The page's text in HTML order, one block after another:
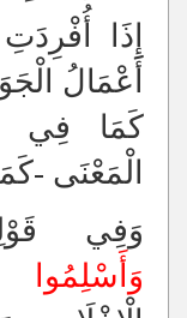
إِذَا
أَعْمَالُ
كَمَا فِي
الْمَعْنَى -
وَفِي
وَأَسْلِمُوا